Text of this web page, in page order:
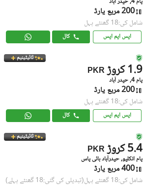
200 مربع یارڈ
شامل کی:18 گھنٹے پہل
ایس ایم ایس کال
ٹائیٹینیم
PKR 1.9 کروڑ
پام 4, حیدر آباد
200 مربع یارڈ
شامل کی:18 گھنٹے پہل
ایس ایم ایس کال
ٹائیٹینیم
PKR 5.4 کروڑ
پام انکلیو, حیدرآباد بائی پاس
400 مربع یارڈ
شامل کی:18 گھنٹے پہل (تبدیلی کی گئی:18 گھنٹے پہلے)